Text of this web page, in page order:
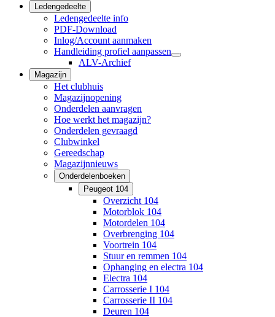
Ledengedeelte
Ledengedeelte info
PDF-Download
Inlog/Account aanmaken
Handleiding profiel aanpassen
ALV-Archief
Magazijn
Het clubhuis
Magazijnopening
Onderdelen aanvragen
Hoe werkt het magazijn?
Onderdelen gevraagd
Clubwinkel
Gereedschap
Magazijnnieuws
Onderdelenboeken
Peugeot 104
Overzicht 104
Motorblok 104
Motordelen 104
Overbrenging 104
Voortrein 104
Stuur en remmen 104
Ophanging en electra 104
Electra 104
Carrosserie I 104
Carrosserie II 104
Deuren 104